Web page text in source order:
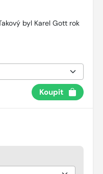
byl Karel Gott rok
Koupit